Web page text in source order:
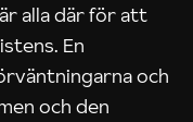
alla där för att
En
och
och den